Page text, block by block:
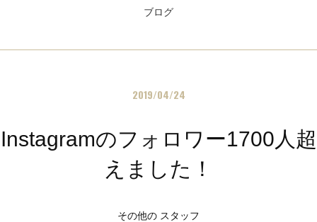
ブログ
2019/04/24
Instagramのフォロワー1700人超
えました！
その他の スタッフ